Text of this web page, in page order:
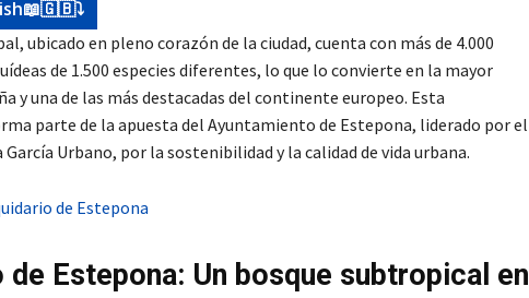
ubicado en pleno corazón de la ciudad, cuenta con más de 4.000
de 1.500 especies diferentes, lo que lo convierte en la mayor
y una de las más destacadas del continente europeo. Esta
parte de la apuesta del Ayuntamiento de Estepona, liderado por el
García Urbano, por la sostenibilidad y la calidad de vida urbana.
de Estepona: Un bosque subtropical en